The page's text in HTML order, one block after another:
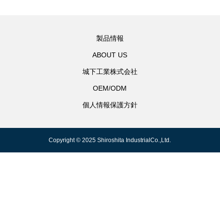
製品情報
ABOUT US
城下工業株式会社
OEM/ODM
個人情報保護方針
Copyright © 2025 Shiroshita IndustrialCo.,Ltd.